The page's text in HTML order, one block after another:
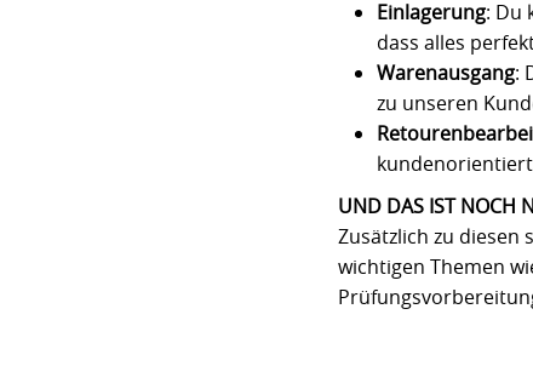
Einlagerung: Du
dass alles
Warenausgang:
zu unseren
UND DAS IST NOCH
Zusätzlich zu
wichtigen Themen